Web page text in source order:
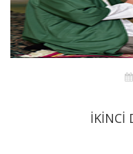
İKİNCİ